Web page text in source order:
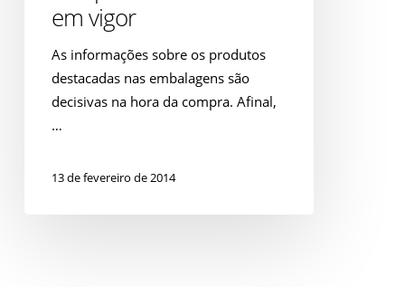
em vigor
As informações sobre os produtos
destacadas nas embalagens são
decisivas na hora da compra. Afinal,
…
13 de fevereiro de 2014